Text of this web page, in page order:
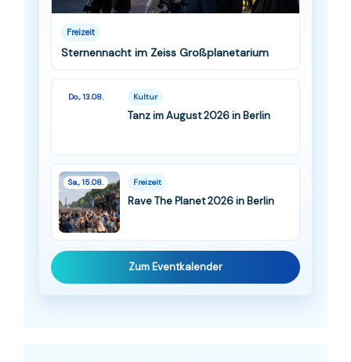
Freizeit
Sternennacht im Zeiss Großplanetarium
Do., 13.08. Kultur
Tanz im August 2026 in Berlin
Sa., 15.08. Freizeit
Rave The Planet 2026 in Berlin
Zum Eventkalender